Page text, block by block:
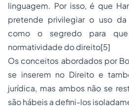
linguagem. Por isso, é que
pretende privilegiar o uso da
como o segredo para
normatividade do direito[5]
Os conceitos abordados por
se inserem no Direito e
jurídica, mas ambos não se
são hábeis a defini-los